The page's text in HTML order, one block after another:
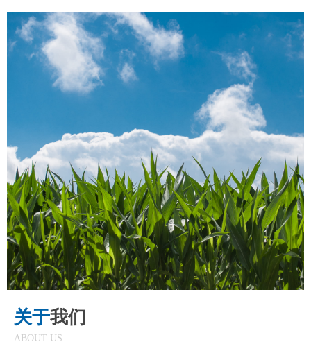
关于我们
ABOUT US